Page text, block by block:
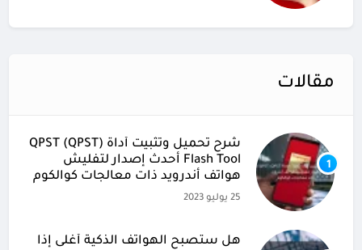
مقالات
1
شرح تحميل وتثبيت أداة (QPST (QPST
Flash Tool أحدث إصدار لتفليش
هواتف أندرويد ذات معالجات كوالكوم
25 يوليو 2023
هل ستصبح الهواتف الذكية أغلى إذا